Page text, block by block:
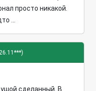
просто никакой.
...
сделанный. В